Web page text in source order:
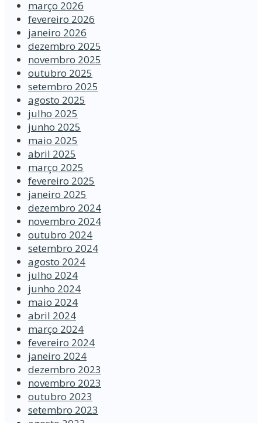
março 2026
fevereiro 2026
janeiro 2026
dezembro 2025
novembro 2025
outubro 2025
setembro 2025
agosto 2025
julho 2025
junho 2025
maio 2025
abril 2025
março 2025
fevereiro 2025
janeiro 2025
dezembro 2024
novembro 2024
outubro 2024
setembro 2024
agosto 2024
julho 2024
junho 2024
maio 2024
abril 2024
março 2024
fevereiro 2024
janeiro 2024
dezembro 2023
novembro 2023
outubro 2023
setembro 2023